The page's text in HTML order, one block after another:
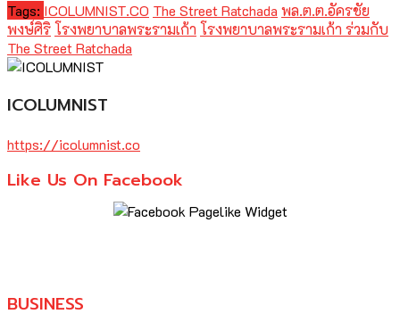
Tags: ICOLUMNIST.CO The Street Ratchada พล.ต.ต.อัครชัย
พงษ์ศิริโรงพยาบาลพระรามเก้า โรงพยาบาลพระรามเก้า ร่วมกับ
The Street Ratchada
ICOLUMNIST
https://icolumnist.co
Like Us On Facebook
BUSINESS